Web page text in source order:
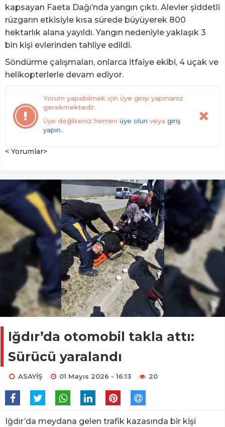
kapsayan Faeta Dağı’nda yangın çıktı. Alevler şiddetli
rüzgarın etkisiyle kısa sürede büyüyerek 800
hektarlık alana yayıldı. Yangın nedeniyle yaklaşık 3
bin kişi evlerinden tahliye edildi.
Söndürme çalışmaları, onlarca itfaiye ekibi, 4 uçak ve
helikopterlerle devam ediyor.
Yorum yapabilmek için üye girişi yapmanız
gerekmektedir.
Üye değilseniz hemen üye olun veya giriş
yapın..
< Yorumlar>
Iğdır’da otomobil takla attı:
Sürücü yaralandı
ASAYİŞ 01 Mayıs 2026 - 16:13 20
Iğdır’da meydana gelen trafik kazasında bir kişi